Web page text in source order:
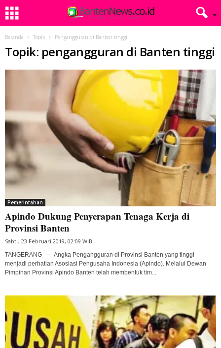
Beranda Topik Pengangguran di Banten tinggi
Topik: pengangguran di Banten tinggi
Pemerintahan
Apindo Dukung Penyerapan Tenaga Kerja di
Provinsi Banten
Sabtu 23 Februari 2019, 02:09 WIB
TANGERANG — Angka Pengangguran di Provinsi Banten yang tinggi
menjadi perhatian Asosiasi Pengusaha Indonesia (Apindo). Melalui Dewan
Pimpinan Provinsi Apindo Banten telah membentuk tim...